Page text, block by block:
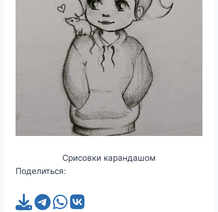
Срисовки карандашом
Поделиться: